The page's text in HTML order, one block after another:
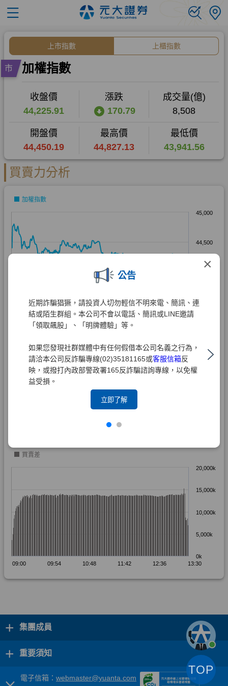
×
公告
近期詐騙猖獗，請投資人切勿輕信不明來電、簡訊、連
結或陌生群組。本公司不會以電話、簡訊或LINE邀請
「領取飆股」、「明牌體驗」等。
如果您發現社群媒體中有任何假借本公司名義之行為，
請洽本公司反詐騙專線(02)35181165或客服信箱反
映，或撥打內政部警政署165反詐騙諮詢專線，以免權
益受損。
立即了解
+ 集團成員
+ 重要須知
電子信箱： webmaster@yuanta.com
TOP